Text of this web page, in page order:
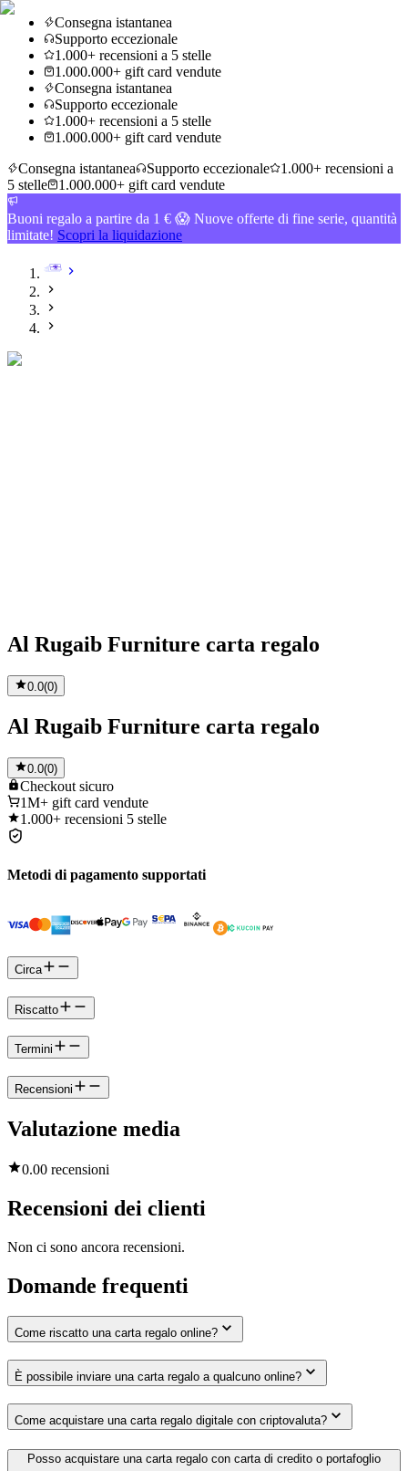
Consegna istantanea
Supporto eccezionale
1.000+ recensioni a 5 stelle
1.000.000+ gift card vendute
Consegna istantanea
Supporto eccezionale
1.000+ recensioni a 5 stelle
1.000.000+ gift card vendute
Consegna istantanea
Supporto eccezionale
1.000+ recensioni a
5 stelle
1.000.000+ gift card vendute
Buoni regalo a partire da 1 € 😱 Nuove offerte di fine serie, quantità
limitate! Scopri la liquidazione
Al Rugaib Furniture carta regalo
0.0(0)
Al Rugaib Furniture carta regalo
0.0(0)
Checkout sicuro
1M+ gift card vendute
1.000+ recensioni 5 stelle
Metodi di pagamento supportati
Circa
Riscatto
Termini
Recensioni
Valutazione media
0.00 recensioni
Recensioni dei clienti
Non ci sono ancora recensioni.
Domande frequenti
Come riscatto una carta regalo online?
È possibile inviare una carta regalo a qualcuno online?
Come acquistare una carta regalo digitale con criptovaluta?
Posso acquistare una carta regalo con carta di credito o portafoglio